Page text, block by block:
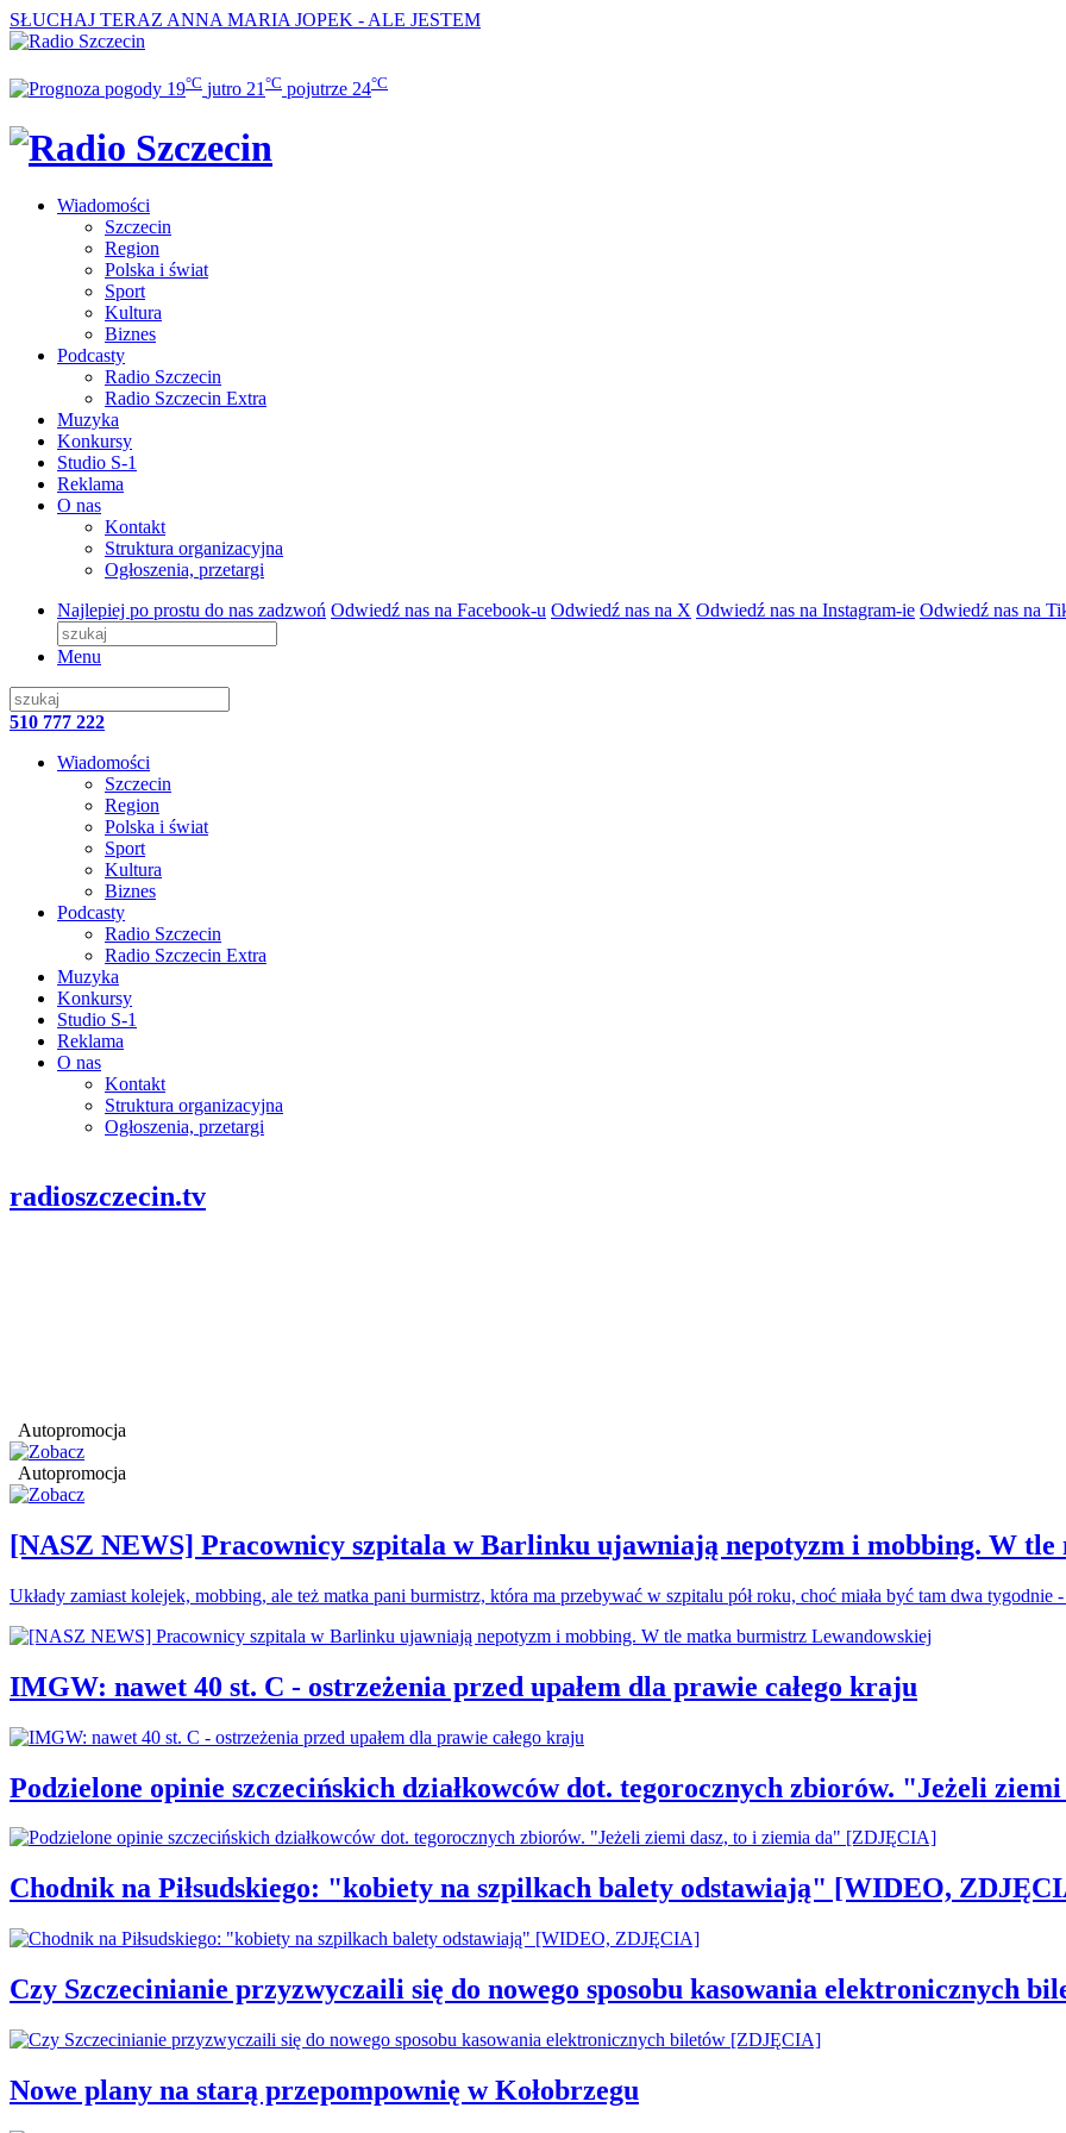
SŁUCHAJ TERAZ ANNA MARIA JOPEK - ALE JESTEM
19°C jutro 21 °C pojutrze 24°C
Wiadomości
Szczecin
Region
Polska i świat
Sport
Kultura
Biznes
Podcasty
Radio Szczecin
Radio Szczecin Extra
Muzyka
Konkursy
Studio S-1
Reklama
O nas
Kontakt
Struktura organizacyjna
Ogłoszenia, przetargi
Najlepiej po prostu do nas zadzwoń Odwiedź nas na Facebook-u Odwiedź nas na X Odwiedź nas na Instagram-ie Odwiedź nas na
Menu
510 777 222
Wiadomości
Szczecin
Region
Polska i świat
Sport
Kultura
Biznes
Podcasty
Radio Szczecin
Radio Szczecin Extra
Muzyka
Konkursy
Studio S-1
Reklama
O nas
Kontakt
Struktura organizacyjna
Ogłoszenia, przetargi
radioszczecin.tv
Autopromocja
Autopromocja
[NASZ NEWS] Pracownicy szpitala w Barlinku ujawniają nepotyzm i mobbing. W
Układy zamiast kolejek, mobbing, ale też matka pani burmistrz, która ma przebywać w szpitalu pół roku, choć miała być tam dwa
IMGW: nawet 40 st. C - ostrzeżenia przed upałem dla prawie całego kraju
Podzielone opinie szczecińskich działkowców dot. tegorocznych zbiorów. "Jeżeli
Chodnik na Piłsudskiego: "kobiety na szpilkach balety odstawiają" [WIDEO,
Czy Szczecinianie przyzwyczaili się do nowego sposobu kasowania elektronicznych
Nowe plany na starą przepompownię w Kołobrzegu